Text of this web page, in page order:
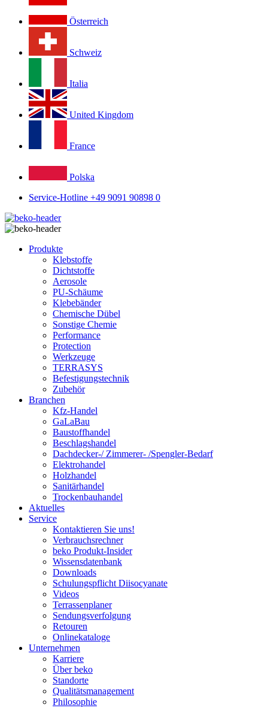
Österreich
Schweiz
Italia
United Kingdom
France
Polska
Service-Hotline +49 9091 90898 0
Produkte
Klebstoffe
Dichtstoffe
Aerosole
PU-Schäume
Klebebänder
Chemische Dübel
Sonstige Chemie
Performance
Protection
Werkzeuge
TERRASYS
Befestigungstechnik
Zubehör
Branchen
Kfz-Handel
GaLaBau
Baustoffhandel
Beschlagshandel
Dachdecker-/ Zimmerer- /Spengler-Bedarf
Elektrohandel
Holzhandel
Sanitärhandel
Trockenbauhandel
Aktuelles
Service
Kontaktieren Sie uns!
Verbrauchsrechner
beko Produkt-Insider
Wissensdatenbank
Downloads
Schulungspflicht Diisocyanate
Videos
Terrassenplaner
Sendungsverfolgung
Retouren
Onlinekataloge
Unternehmen
Karriere
Über beko
Standorte
Qualitätsmanagement
Philosophie